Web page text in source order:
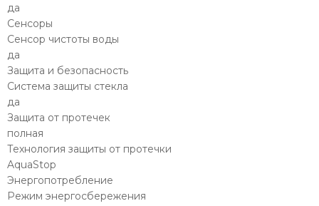
да
Сенсоры
Сенсор чистоты воды
да
Защита и безопасность
Система защиты стекла
да
Защита от протечек
полная
Технология защиты от протечки
AquaStop
Энергопотребление
Режим энергосбережения